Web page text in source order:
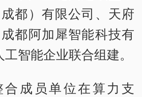
都）有限公司、天府
都阿加犀智能科技有
智能企业联合组建。
合成员单位在算力支